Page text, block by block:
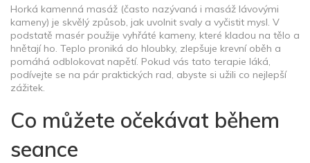
Horká kamenná masáž (často nazývaná i masáž lávovými
kameny) je skvělý způsob, jak uvolnit svaly a vyčistit mysl. V
podstatě masér použije vyhřáté kameny, které kladou na tělo a
hnětají ho. Teplo proniká do hloubky, zlepšuje krevní oběh a
pomáhá odblokovat napětí. Pokud vás tato terapie láká,
podívejte se na pár praktických rad, abyste si užili co nejlepší
zážitek.
Co můžete očekávat během
seance